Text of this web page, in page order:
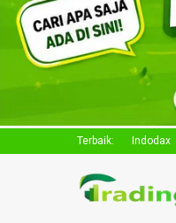
Terbaik: Indodax